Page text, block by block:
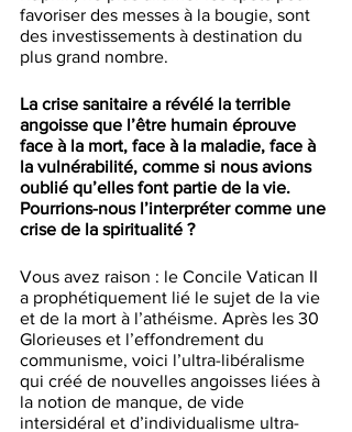
favoriser des messes à la bougie, sont
des investissements à destination du
plus grand nombre.
La crise sanitaire a révélé la terrible
angoisse que l’être humain éprouve
face à la mort, face à la maladie, face à
la vulnérabilité, comme si nous avions
oublié qu’elles font partie de la vie.
Pourrions-nous l’interpréter comme une
crise de la spiritualité ?
Vous avez raison : le Concile Vatican II
a prophétiquement lié le sujet de la vie
et de la mort à l’athéisme. Après les 30
Glorieuses et l’effondrement du
communisme, voici l’ultra-libéralisme
qui créé de nouvelles angoisses liées à
la notion de manque, de vide
intersidéral et d’individualisme ultra-